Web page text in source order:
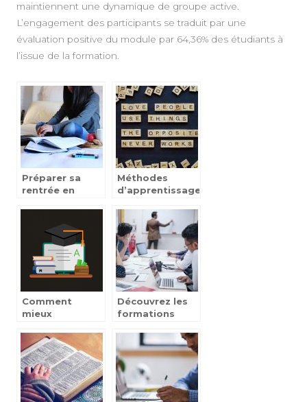
maintiennent une dynamique de groupe active.
L’engagement des participants se traduit par une
évaluation positive du module par 64,36% des étudiants à
l’issue de la formation.
Préparer sa
rentrée en
Méthodes
d’apprentissage
enfants
Comment
mieux
lorsqu’on
choisit la
formation en
ligne?
Découvrez les
formations
KEDGE